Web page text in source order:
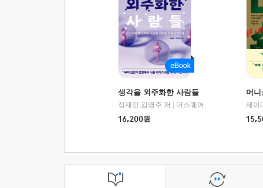
생각을 외주화한 사람들
정재민,김영주 저
더스퀘어
16,200원
머